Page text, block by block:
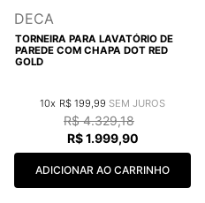
DECA
TORNEIRA PARA LAVATÓRIO DE
PAREDE COM CHAPA DOT RED
GOLD
10 R$ 199 99
R$ 4.329,18
R$ 1.999,90
ADICIONAR AO CARRINHO